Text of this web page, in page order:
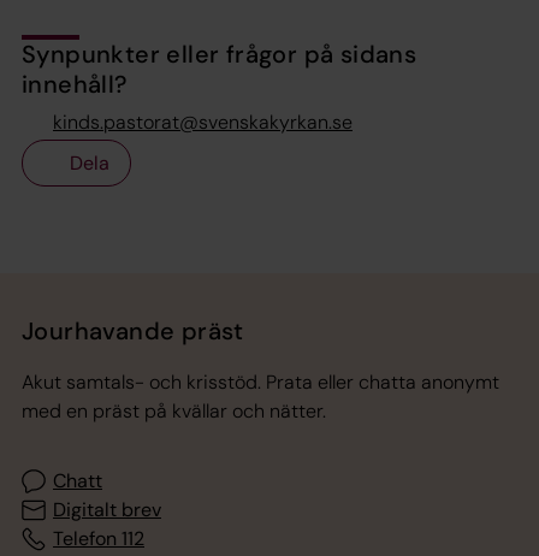
Synpunkter eller frågor på sidans
innehåll?
kinds.pastorat@svenskakyrkan.se
Dela
Jourhavande präst
Akut samtals- och krisstöd. Prata eller chatta anonymt
med en präst på kvällar och nätter.
Chatt
Digitalt brev
Telefon 112